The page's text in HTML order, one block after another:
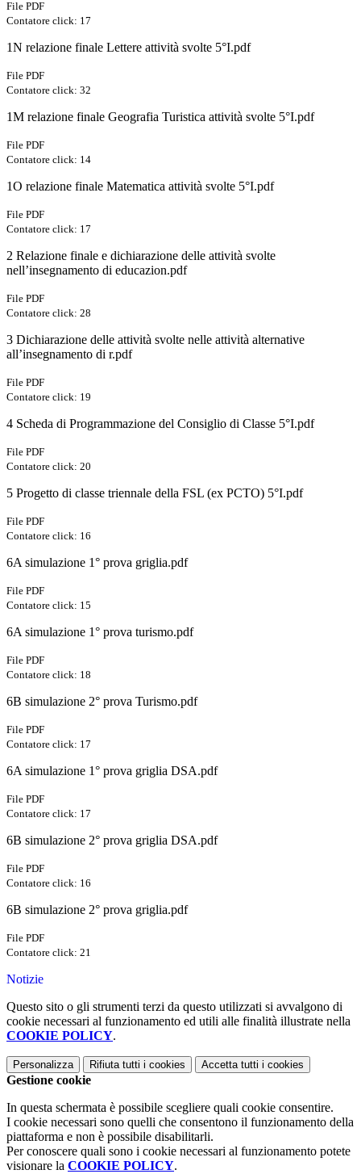
File PDF
Contatore click: 17
1N relazione finale Lettere attività svolte 5°I.pdf
File PDF
Contatore click: 32
1M relazione finale Geografia Turistica attività svolte 5°I.pdf
File PDF
Contatore click: 14
1O relazione finale Matematica attività svolte 5°I.pdf
File PDF
Contatore click: 17
2 Relazione finale e dichiarazione delle attività svolte
nell’insegnamento di educazion.pdf
File PDF
Contatore click: 28
3 Dichiarazione delle attività svolte nelle attività alternative
all’insegnamento di r.pdf
File PDF
Contatore click: 19
4 Scheda di Programmazione del Consiglio di Classe 5°I.pdf
File PDF
Contatore click: 20
5 Progetto di classe triennale della FSL (ex PCTO) 5°I.pdf
File PDF
Contatore click: 16
6A simulazione 1° prova griglia.pdf
File PDF
Contatore click: 15
6A simulazione 1° prova turismo.pdf
File PDF
Contatore click: 18
6B simulazione 2° prova Turismo.pdf
File PDF
Contatore click: 17
6A simulazione 1° prova griglia DSA.pdf
File PDF
Contatore click: 17
6B simulazione 2° prova griglia DSA.pdf
File PDF
Contatore click: 16
6B simulazione 2° prova griglia.pdf
File PDF
Contatore click: 21
Notizie
Questo sito o gli strumenti terzi da questo utilizzati si avvalgono di
cookie necessari al funzionamento ed utili alle finalità illustrate nella
COOKIE POLICY.
Personalizza Rifiuta tutti i cookies Accetta tutti i cookies
Gestione cookie
In questa schermata è possibile scegliere quali cookie consentire.
I cookie necessari sono quelli che consentono il funzionamento della
piattaforma e non è possibile disabilitarli.
Per conoscere quali sono i cookie necessari al funzionamento potete
visionare la COOKIE POLICY.